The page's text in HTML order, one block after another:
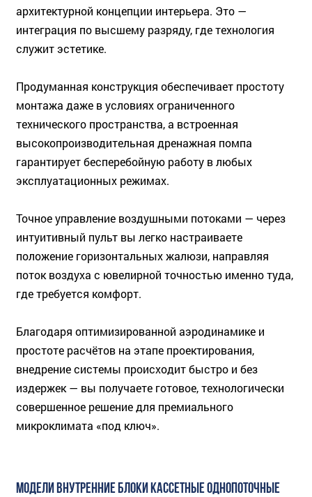
архитектурной концепции интерьера. Это —
интеграция по высшему разряду, где технология
служит эстетике.
Продуманная конструкция обеспечивает простоту
монтажа даже в условиях ограниченного
технического пространства, а встроенная
высокопроизводительная дренажная помпа
гарантирует бесперебойную работу в любых
эксплуатационных режимах.
Точное управление воздушными потоками — через
интуитивный пульт вы легко настраиваете
положение горизонтальных жалюзи, направляя
поток воздуха с ювелирной точностью именно туда,
где требуется комфорт.
Благодаря оптимизированной аэродинамике и
простоте расчётов на этапе проектирования,
внедрение системы происходит быстро и без
издержек — вы получаете готовое, технологически
совершенное решение для премиального
микроклимата «под ключ».
МОДЕЛИ ВНУТРЕННИЕ БЛОКИ КАССЕТНЫЕ ОДНОПОТОЧНЫЕ